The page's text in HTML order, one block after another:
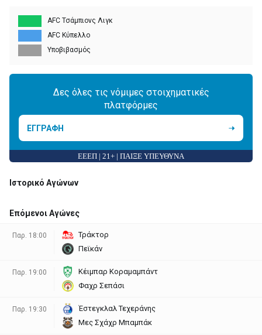
AFC Τσάμπιονς Λιγκ
AFC Κύπελλο
Υποβιβασμός
Δες όλες τις νόμιμες στοιχηματικές
πλατφόρμες
ΕΓΓΡΑΦΗ
ΕΕΕΠ | 21+ | ΠΑΙΞΕ ΥΠΕΥΘΥΝΑ
Ιστορικό Αγώνων
Επόμενοι Αγώνες
Παρ. 18:00
Τράκτορ
Πεϊκάν
Παρ. 19:00
Κέιμπαρ Κοραμαμπάντ
Φαχρ Σεπάσι
Παρ. 19:30
Έστεγκλαλ Τεχεράνης
Μες Σχάχρ Μπαμπάκ